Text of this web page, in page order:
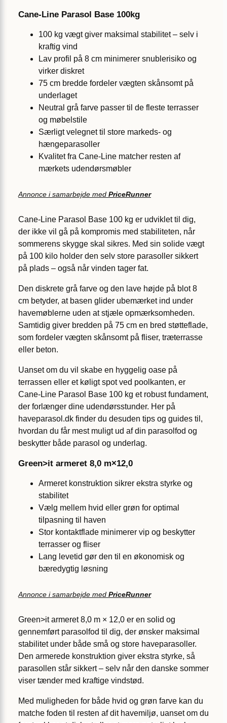
Cane-Line Parasol Base 100kg
100 kg vægt giver maksimal stabilitet – selv i
kraftig vind
Lav profil på 8 cm minimerer snublerisiko og
virker diskret
75 cm bredde fordeler vægten skånsomt på
underlaget
Neutral grå farve passer til de fleste terrasser
og møbelstile
Særligt velegnet til store markeds- og
hængeparasoller
Kvalitet fra Cane-Line matcher resten af
mærkets udendørsmøbler
Annonce i samarbejde med PriceRunner
Cane-Line Parasol Base 100 kg er udviklet til dig,
der ikke vil gå på kompromis med stabiliteten, når
sommerens skygge skal sikres. Med sin solide vægt
på 100 kilo holder den selv store parasoller sikkert
på plads – også når vinden tager fat.
Den diskrete grå farve og den lave højde på blot 8
cm betyder, at basen glider ubemærket ind under
havemøblerne uden at stjæle opmærksomheden.
Samtidig giver bredden på 75 cm en bred støtteflade,
som fordeler vægten skånsomt på fliser, træterrasse
eller beton.
Uanset om du vil skabe en hyggelig oase på
terrassen eller et køligt spot ved poolkanten, er
Cane-Line Parasol Base 100 kg et robust fundament,
der forlænger dine udendørsstunder. Her på
haveparasol.dk finder du desuden tips og guides til,
hvordan du får mest muligt ud af din parasolfod og
beskytter både parasol og underlag.
Green>it armeret 8,0 m×12,0
Armeret konstruktion sikrer ekstra styrke og
stabilitet
Vælg mellem hvid eller grøn for optimal
tilpasning til haven
Stor kontaktflade minimerer vip og beskytter
terrasser og fliser
Lang levetid gør den til en økonomisk og
bæredygtig løsning
Annonce i samarbejde med PriceRunner
Green>it armeret 8,0 m × 12,0 er en solid og
gennemført parasolfod til dig, der ønsker maksimal
stabilitet under både små og store haveparasoller.
Den armerede konstruktion giver ekstra styrke, så
parasollen står sikkert – selv når den danske sommer
viser tænder med kraftige vindstød.
Med muligheden for både hvid og grøn farve kan du
matche foden til resten af dit havemiljø, uanset om du